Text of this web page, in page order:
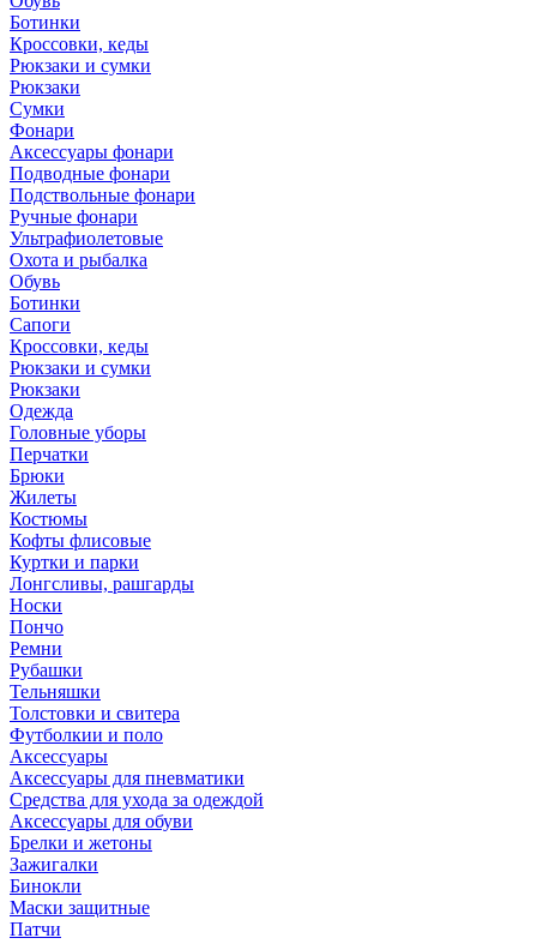
Ботинки
Кроссовки, кеды
Рюкзаки и сумки
Рюкзаки
Сумки
Фонари
Аксессуары фонари
Подводные фонари
Подствольные фонари
Ручные фонари
Ультрафиолетовые
Охота и рыбалка
Обувь
Ботинки
Сапоги
Кроссовки, кеды
Рюкзаки и сумки
Рюкзаки
Одежда
Головные уборы
Перчатки
Брюки
Жилеты
Костюмы
Кофты флисовые
Куртки и парки
Лонгсливы, рашгарды
Носки
Пончо
Ремни
Рубашки
Тельняшки
Толстовки и свитера
Футболкии и поло
Аксессуары
Аксессуары для пневматики
Средства для ухода за одеждой
Аксессуары для обуви
Брелки и жетоны
Зажигалки
Бинокли
Маски защитные
Патчи